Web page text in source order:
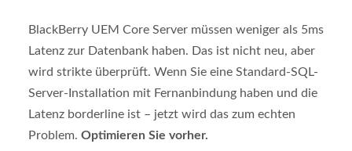
BlackBerry UEM Core Server müssen weniger als 5ms
Latenz zur Datenbank haben. Das ist nicht neu, aber
wird strikte überprüft. Wenn Sie eine Standard-SQL-
Server-Installation mit Fernanbindung haben und die
Latenz borderline ist – jetzt wird das zum echten
Problem. Optimieren Sie vorher.